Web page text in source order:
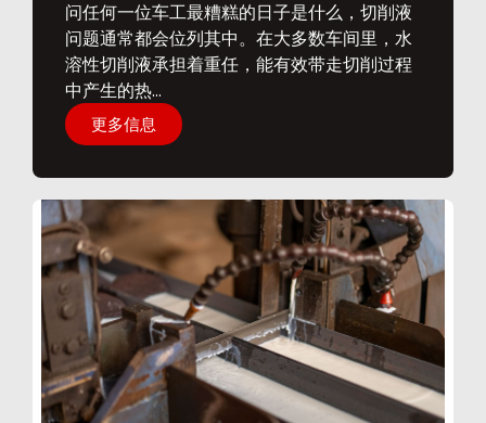
问任何一位车工最糟糕的日子是什么，切削液
问题通常都会位列其中。在大多数车间里，水
溶性切削液承担着重任，能有效带走切削过程
中产生的热...
更多信息